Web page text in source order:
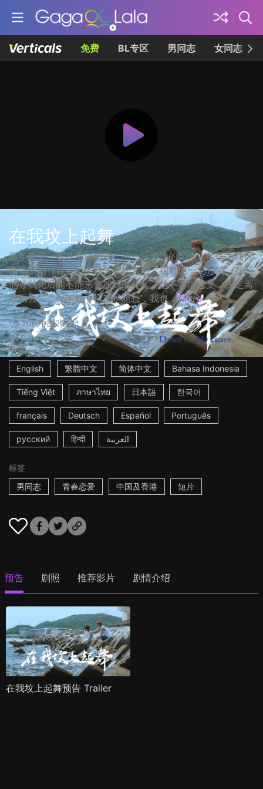
免费 BL专区 男同志 女同志
在我坟上起舞
那年夏天，我在海边拍戏，演一具漂浮的尸体，他以为我自
杀，于是「救」起了我。在那之后，我对他一见钟情，我问
他等我死后能不能来参加我的葬礼，他不再能忍受，决定离
我而去…… ☆即使一切都是臆想，我也... More
20m中国2022
字幕
English
繁體中文 简体中文 Bahasa Indonesia
Tiếng Việt ภาษาไทย 日本語 한국어
français Deutsch Español Português
русский हिन्दी العربية
标签
男同志
青春恋爱 中国及香港 短片
预告 剧照 推荐影片 剧情介绍
在我坟上起舞预告 Trailer